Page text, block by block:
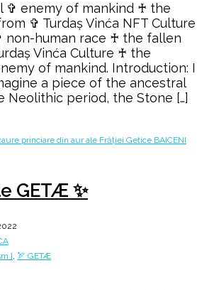
✞ enemy of mankind ♰ the
✞ Turdaș Vinća NFT Culture
non-human race ♰ the fallen
Vinća Culture ♰ the
of mankind. Introduction: I
a piece of the ancestral
Neolithic period, the Stone […]
GETÆ ✨
] 🏹 GETÆ